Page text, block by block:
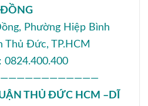
ĐỒNG
Phường Hiệp Bình
Thủ Đức, TP.HCM
0824.400.400
THỦ ĐỨC HCM –DĨ